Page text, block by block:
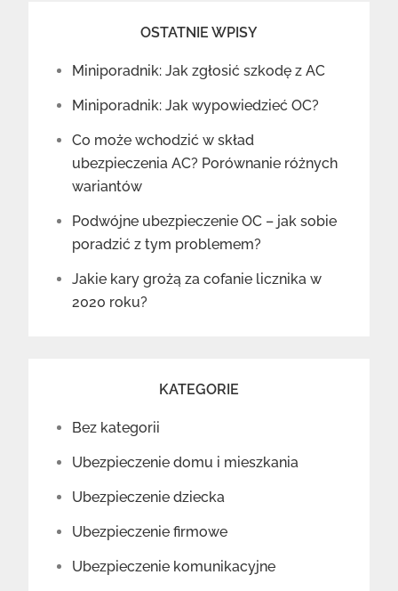
OSTATNIE WPISY
Miniporadnik: Jak zgłosić szkodę z AC
Miniporadnik: Jak wypowiedzieć OC?
Co może wchodzić w skład
ubezpieczenia AC? Porównanie różnych
wariantów
Podwójne ubezpieczenie OC – jak sobie
poradzić z tym problemem?
Jakie kary grożą za cofanie licznika w
2020 roku?
KATEGORIE
Bez kategorii
Ubezpieczenie domu i mieszkania
Ubezpieczenie dziecka
Ubezpieczenie firmowe
Ubezpieczenie komunikacyjne